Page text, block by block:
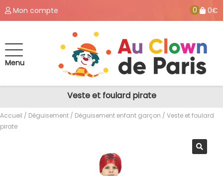
Mon compte 0 0€
Menu
Veste et foulard pirate
Accueil / Déguisement / Déguisement enfant garçon / Veste et foulard
pirate